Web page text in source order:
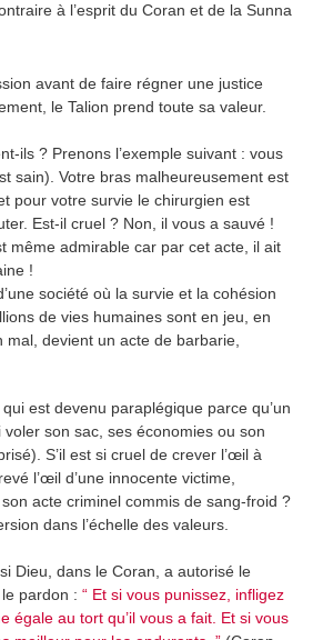
à l’esprit du Coran et de la Sunna
avant de faire régner une justice
le Talion prend toute sa valeur.
ils ? Prenons l’exemple suivant : vous
sain). Votre bras malheureusement est
pour votre survie le chirurgien est
Est-il cruel ? Non, il vous a sauvé !
même admirable car par cet acte, il ait
!
société où la survie et la cohésion
de vies humaines sont en jeu, en
mal, devient un acte de barbarie,
est devenu paraplégique parce qu’un
voler son sac, ses économies ou son
S’il est si cruel de crever l’œil à
l’œil d’une innocente victime,
acte criminel commis de sang-froid ?
dans l’échelle des valeurs.
Dieu, dans le Coran, a autorisé le
pardon : “ Et si vous punissez, infligez
égale au tort qu’il vous a fait. Et si vous